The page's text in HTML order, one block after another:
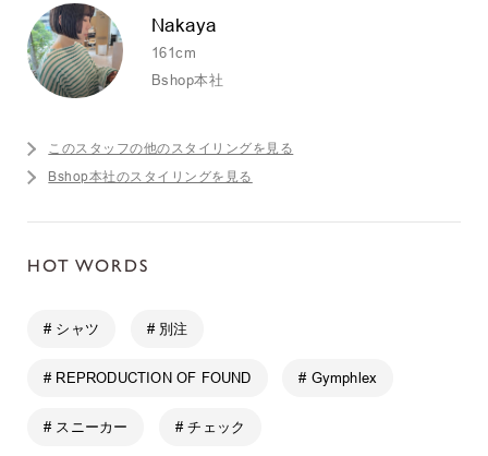
Nakaya
161cm
Bshop本社
このスタッフの他のスタイリングを見る
Bshop本社のスタイリングを見る
HOT WORDS
# シャツ # 別注
# REPRODUCTION OF FOUND # Gymphlex
# スニーカー # チェック